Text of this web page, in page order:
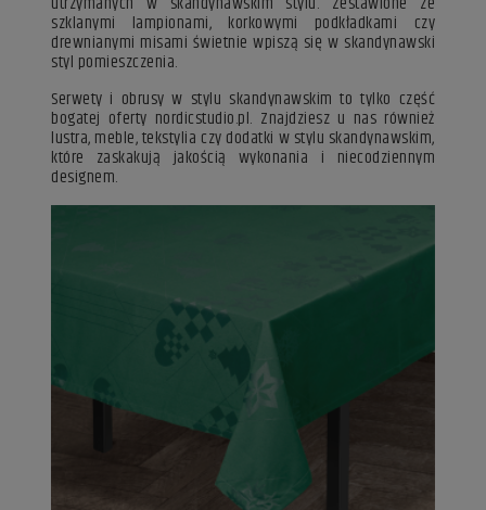
szklanymi lampionami, korkowymi podkładkami czy
drewnianymi misami świetnie wpiszą się w skandynawski
styl pomieszczenia.
Serwety i obrusy w stylu skandynawskim to tylko część
bogatej oferty nordicstudio.pl. Znajdziesz u nas również
lustra, meble, tekstylia czy dodatki w stylu skandynawskim,
które zaskakują jakością wykonania i niecodziennym
designem.